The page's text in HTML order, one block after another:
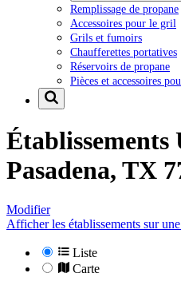
Remplissage de propane
Accessoires pour le gril
Grils et fumoirs
Chaufferettes portatives
Réservoirs de propane
Pièces et accessoires
Établissements
Pasadena, TX
Modifier
Afficher les établissements sur
Liste
Carte